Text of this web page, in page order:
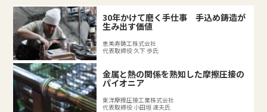
30年かけて磨く手仕事 手込め鋳造が
生み出す価値
恵美寿鋳工株式会社
代表取締役 久下 歩氏
金属と熱の関係を熟知した摩擦圧接の
パイオニア
東洋摩擦圧接工業株式会社
代表取締役 小田垣 達夫氏